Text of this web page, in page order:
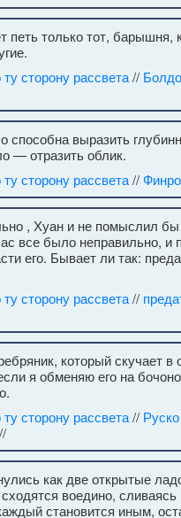
петь только тот, барышня,
сторону рассвета//
способна выразить
— отразить облик.
сторону рассвета//
, Хуан и не помыслил
все было неправильно,
его. Бывает ли так:
сторону рассвета//
который скучает в
я обменяю его на
сторону рассвета// Руско
//
как две открытые
воедино,
становится иным,